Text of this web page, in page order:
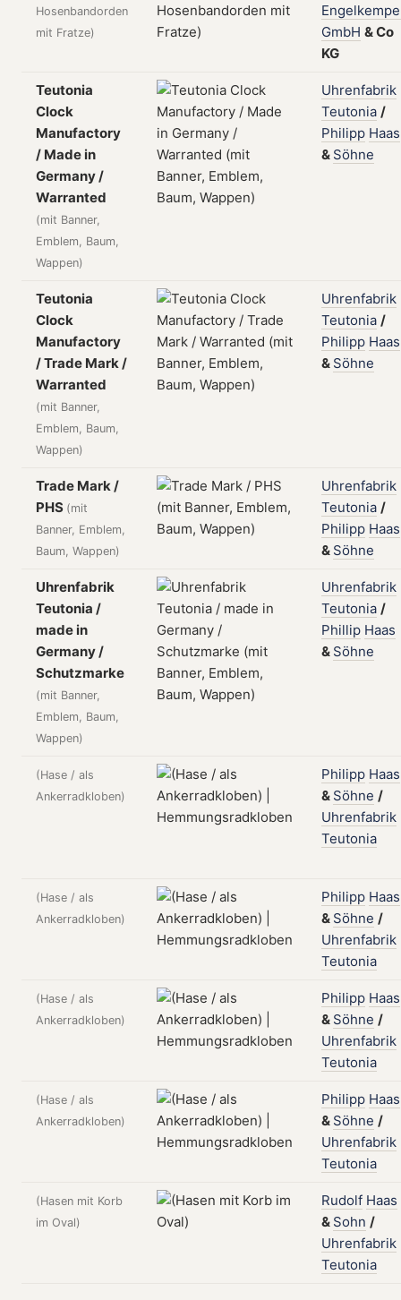
Hosenbandorden
mit Fratze)
GmbH &Co
KG
Teutonia
Clock
Manufactory
/ Made in
Germany /
Warranted
(mit Banner,
Emblem, Baum,
Wappen)
Uhrenfabrik
Teutonia /
Philipp Haas
& Söhne
Teutonia
Clock
Manufactory
/ Trade Mark /
Warranted
(mit Banner,
Emblem, Baum,
Wappen)
Uhrenfabrik
Teutonia /
Philipp Haas
& Söhne
Trade Mark /
PHS (mit
Banner, Emblem,
Baum, Wappen)
Uhrenfabrik
Teutonia /
Philipp Haas
& Söhne
Uhrenfabrik
Teutonia /
made in
Germany /
Schutzmarke
(mit Banner,
Emblem, Baum,
Wappen)
Uhrenfabrik
Teutonia /
Phillip Haas
& Söhne
(Hase / als
Ankerradkloben)
Philipp Haas
& Söhne /
Uhrenfabrik
Teutonia
(Hase / als
Ankerradkloben)
Philipp Haas
& Söhne /
Uhrenfabrik
Teutonia
(Hase / als
Ankerradkloben)
Philipp Haas
& Söhne /
Uhrenfabrik
Teutonia
(Hase / als
Ankerradkloben)
Philipp Haas
& Söhne /
Uhrenfabrik
Teutonia
(Hasen mit Korb
im Oval)
Rudolf Haas
& Sohn /
Uhrenfabrik
Teutonia